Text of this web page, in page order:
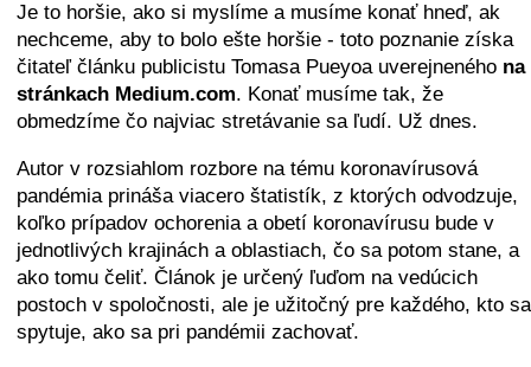
Je to horšie, ako si myslíme a musíme konať hneď, ak
nechceme, aby to bolo ešte horšie - toto poznanie získa
čitateľ článku publicistu Tomasa Pueyoa uverejneného na
stránkach Medium.com. Konať musíme tak, že
obmedzíme čo najviac stretávanie sa ľudí. Už dnes.
Autor v rozsiahlom rozbore na tému koronavírusová
pandémia prináša viacero štatistík, z ktorých odvodzuje,
koľko prípadov ochorenia a obetí koronavírusu bude v
jednotlivých krajinách a oblastiach, čo sa potom stane, a
ako tomu čeliť. Článok je určený ľuďom na vedúcich
postoch v spoločnosti, ale je užitočný pre každého, kto sa
spytuje, ako sa pri pandémii zachovať.